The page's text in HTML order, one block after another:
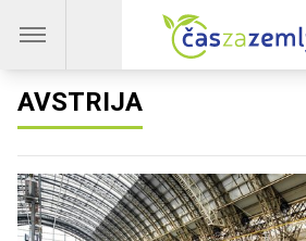
AVSTRIJA